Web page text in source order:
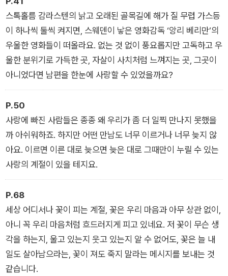
스톡홀름 감라스텐의 낡고 오래된 골목길에 해가 질 무렵 가스등
이 하나씩 둘씩 켜지면, 스웨덴이 낳은 영화감독 ‘앙리 베리만’의
우울한 영화들이 떠올라요. 없는 것 없이 풍요롭지만 고독하고 우
울한 분위기로 가득한 곳, 자살이 사치처럼 느껴지는 곳, 그곳이
아니었다면 남편을 한눈에 사랑할 수 있었을까요?
P.50
사랑에 빠진 사람들은 종종 왜 우리가 좀 더 일찍 만나지 못했을
까 아쉬워하죠. 하지만 어떤 만남도 너무 이르거나 너무 늦지 않
아요. 이르면 이른 대로 늦으면 늦은 대로 그때만이 누릴 수 있는
사랑의 계절이 있을 테지요.
P.68
세상 어디서나 꽃이 피는 계절, 꽃은 우리 마음과 아무 상관 없이,
아니 꼭 우리 마음처럼 흐드러지게 피고 있네요. 저 꽃이 무슨 생
각을 하는지, 울고 있는지 웃고 있는지 알 수 없어도, 꽃은 늘 내
일도 살아남으라는, 꽃이 져도 죽지 말라는 메시지를 보내는 것
같습니다.